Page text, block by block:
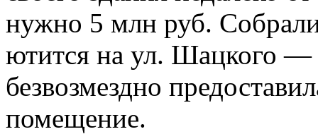
нужно 5 млн руб.
ютится на ул. Шацкого
безвозмездно
помещение.